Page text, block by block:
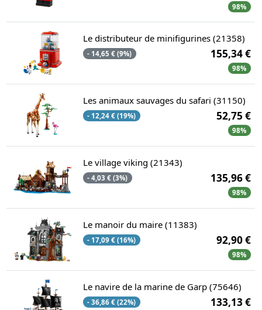
98%
Le distributeur de minifigurines (21358)
- 14,65 € (9%) 155,34 €
98%
Les animaux sauvages du safari (31150)
- 12,24 € (19%) 52,75 €
98%
Le village viking (21343)
- 4,03 € (3%) 135,96 €
98%
Le manoir du maire (11383)
- 17,09 € (16%) 92,90 €
98%
Le navire de la marine de Garp (75646)
- 36,86 € (22%) 133,13 €